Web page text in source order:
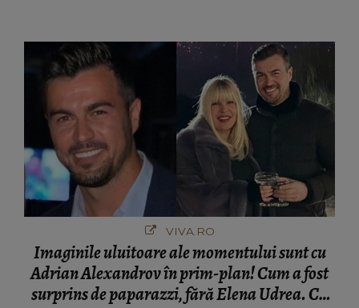
VIVA.RO
Imaginile uluitoare ale momentului sunt cu
Adrian Alexandrov în prim-plan! Cum a fost
surprins de paparazzi, fără Elena Udrea. Cu